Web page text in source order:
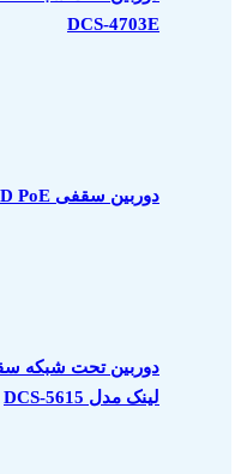
DCS-4703E
دوربین سقفی Full HD PoE دی لینک مدل DCS-4603
لینک مدل DCS-5615